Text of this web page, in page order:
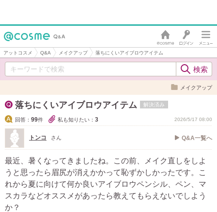
アットコスメ Q&A メイクアップ 落ちにくいアイブロウアイテム
メイクアップ
落ちにくいアイブロウアイテム 解決済み
回答： 99件 私も知りたい： 3 2026/5/17 08:00
トンコ さん Q&A一覧へ
最近、暑くなってきましたね。この前、メイク直しをしよ
うと思ったら眉尻が消えかかって恥ずかしかったです。こ
れから夏に向けて何か良いアイブロウペンシル、ペン、マ
スカラなどオススメがあったら教えてもらえないでしよう
か？